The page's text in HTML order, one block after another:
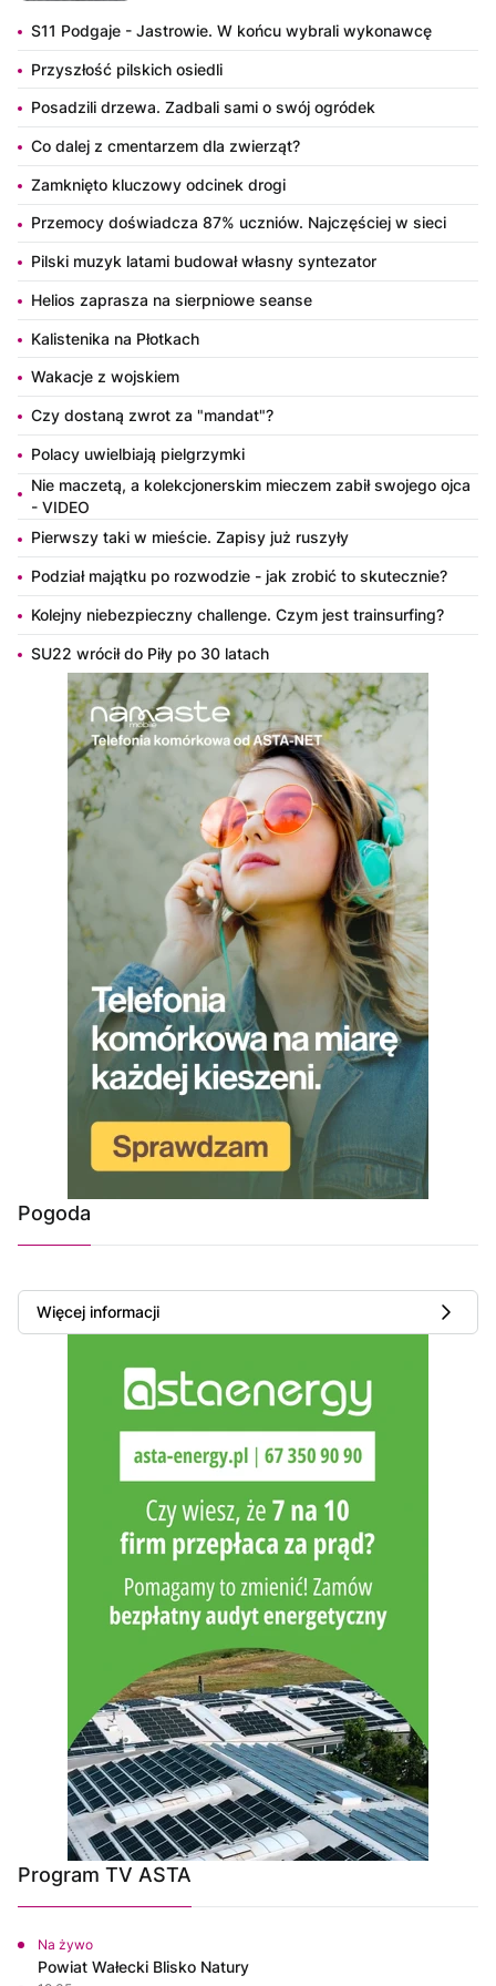
S11 Podgaje - Jastrowie. W końcu wybrali wykonawcę
Przyszłość pilskich osiedli
Posadzili drzewa. Zadbali sami o swój ogródek
Co dalej z cmentarzem dla zwierząt?
Zamknięto kluczowy odcinek drogi
Przemocy doświadcza 87% uczniów. Najczęściej w sieci
Pilski muzyk latami budował własny syntezator
Helios zaprasza na sierpniowe seanse
Kalistenika na Płotkach
Wakacje z wojskiem
Czy dostaną zwrot za "mandat"?
Polacy uwielbiają pielgrzymki
Nie maczetą, a kolekcjonerskim mieczem zabił swojego ojca
- VIDEO
Pierwszy taki w mieście. Zapisy już ruszyły
Podział majątku po rozwodzie - jak zrobić to skutecznie?
Kolejny niebezpieczny challenge. Czym jest trainsurfing?
SU22 wrócił do Piły po 30 latach
Pogoda
Więcej informacji
Program TV ASTA
Na żywo
Powiat Wałecki Blisko Natury